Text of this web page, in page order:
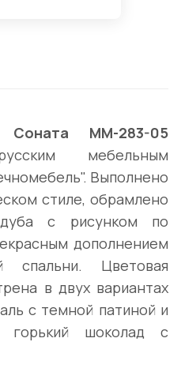
Соната ММ-283-05
мебельным
Выполнено
стиле, обрамлено
с рисунком по
дополнением
Цветовая
в двух вариантах
с темной патиной и
горький шоколад с